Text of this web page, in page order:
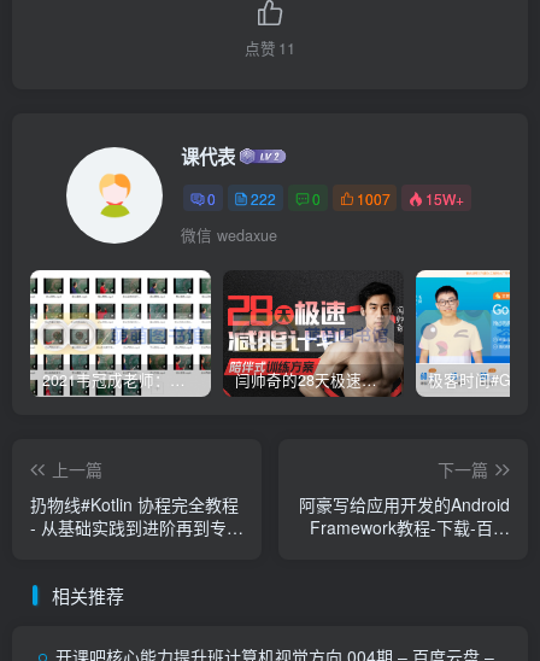
点赞 11
课代表
0 222 0 1007 15W+
微信 wedaxue
2021韦冠成老师：韦氏天星风水《秘传二十四山吉凶占断要法》 – 百度云盘 – 下载 闫帅奇的28天极速减脂计划 – 网盘分享 – 下载
上一篇
扔物线#Kotlin 协程完全教程
- 从基础实践到进阶再到专家
下一篇
阿豪写给应用开发的Android
Framework教程-下载-百度
相关推荐